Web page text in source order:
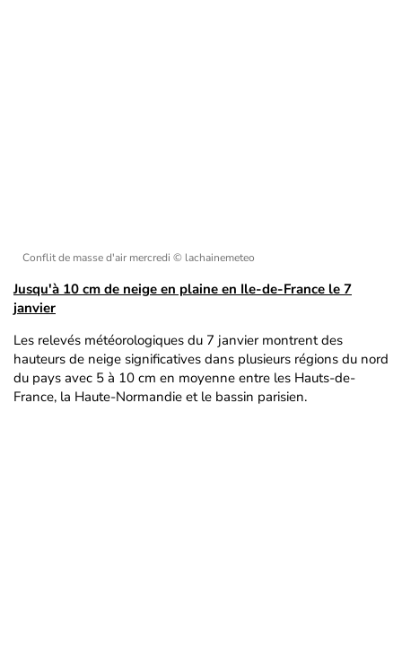
Conflit de masse d'air mercredi © lachainemeteo
Jusqu'à 10 cm de neige en plaine en Ile-de-France le 7
janvier
Les relevés météorologiques du 7 janvier montrent des
hauteurs de neige significatives dans plusieurs régions du nord
du pays avec 5 à 10 cm en moyenne entre les Hauts-de-
France, la Haute-Normandie et le bassin parisien.